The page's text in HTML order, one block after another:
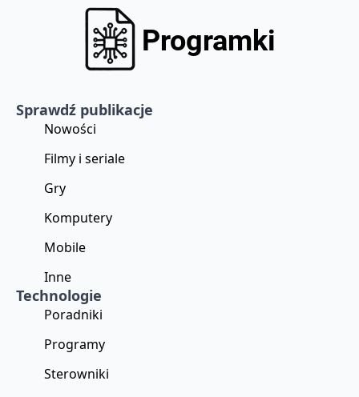
Sprawdź publikacje
Nowości
Filmy i seriale
Gry
Komputery
Mobile
Inne
Technologie
Poradniki
Programy
Sterowniki